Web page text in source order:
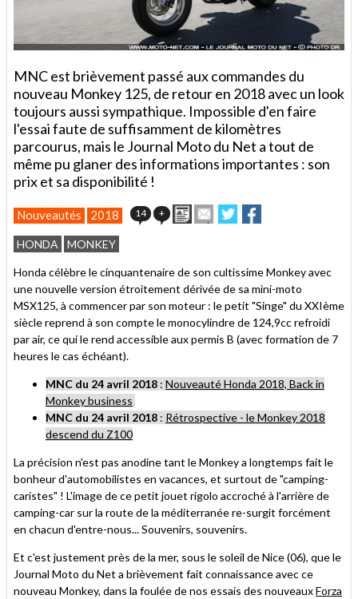
MNC est brièvement passé aux commandes du
nouveau Monkey 125, de retour en 2018 avec un look
toujours aussi sympathique. Impossible d'en faire
l'essai faute de suffisamment de kilomètres
parcourus, mais le Journal Moto du Net a tout de
même pu glaner des informations importantes : son
prix et sa disponibilité !
Nouveautés 2018 14 + ImprimerEnvoyer
cet
ami
Partager
sur
sur
HONDA MONKEY
Honda célèbre le cinquantenaire de son cultissime Monkey avec
une nouvelle version étroitement dérivée de sa mini-moto
MSX125, à commencer par son moteur : le petit "Singe" du XXIème
siècle reprend à son compte le monocylindre de 124,9cc refroidi
par air, ce qui le rend accessible aux permis B (avec formation de 7
heures le cas échéant).
MNC du 24 avril 2018 : Nouveauté Honda 2018, Back in
Monkey business
MNC du 24 avril 2018 : Rétrospective - le Monkey 2018
descend du Z100
La précision n'est pas anodine tant le Monkey a longtemps fait le
bonheur d'automobilistes en vacances, et surtout de "camping-
caristes" ! L'image de ce petit jouet rigolo accroché à l'arrière de
camping-car sur la route de la méditerranée re-surgit forcément
en chacun d'entre-nous... Souvenirs, souvenirs.
Et c'est justement près de la mer, sous le soleil de Nice (06), que le
Journal Moto du Net a brièvement fait connaissance avec ce
nouveau Monkey, dans la foulée de nos essais des nouveauxForza